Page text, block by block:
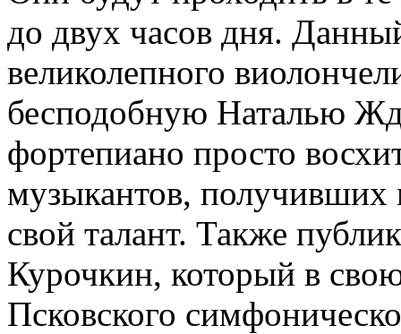
до двух часов дня.
великолепного
бесподобную Наталью
фортепиано просто
музыкантов,
свой талант. Также
Курочкин, который в
Псковского